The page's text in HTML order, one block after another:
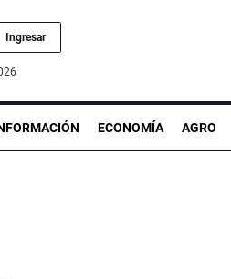
Ingresar
ECONOMÍA AGRO